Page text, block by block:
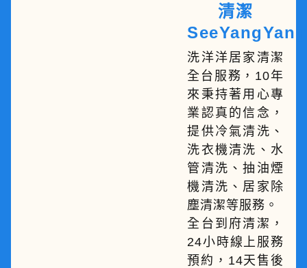
清潔
SeeYangYang
洗洋洋居家清潔
全台服務，10年
來秉持著用心專
業認真的信念，
提供冷氣清洗、
洗衣機清洗、水
管清洗、抽油煙
機清洗、居家除
塵清潔等服務。
全台到府清潔，
24小時線上服務
預約，14天售後